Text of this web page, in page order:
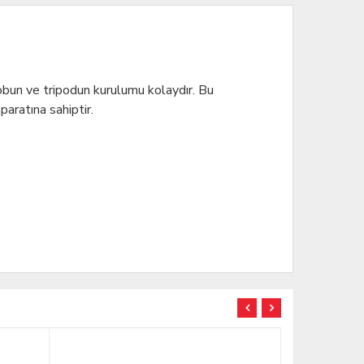
ve tripodun kurulumu kolaydır. Bu
sahiptir.